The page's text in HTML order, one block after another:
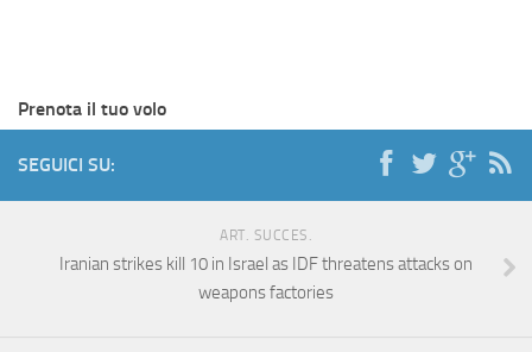
Prenota il tuo volo
SEGUICI SU:
ART. SUCCES.
Iranian strikes kill 10 in Israel as IDF threatens attacks on
weapons factories